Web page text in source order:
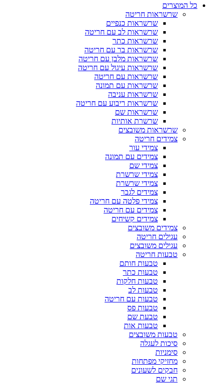
כל המוצרים
שרשראות חריטה
שרשראות כנפיים
שרשראות לב עם חריטה
שרשראות כתר
שרשראות בר עם חריטה
שרשראות מלבן עם חריטה
שרשראות עיגול עם חריטה
שרשראות עם חריטה
שרשראות עם תמונה
שרשראות עניבה
שרשראות ריבוע עם חריטה
שרשראות שם
שרשרת אותיות
שרשראות משובצים
צמידים חריטה
צמידי עור
צמידים עם תמונה
צמידי שם
צמידי שרשרת
צמידי שרשרת
צמידים לגבר
צמידי פלטה עם חריטה
צמידים עם חריטה
צמידים קשיחים
צמידים משובצים
עגילים חריטה
עגילים משובצים
טבעות חריטה
טבעות חותם
טבעות כתר
טבעות חלקות
טבעות לב
טבעות עם חריטה
טבעות פס
טבעת שם
טבעות אות
טבעות משובצים
סיכות לעגלה
סימניות
מחזיקי מפתחות
חבקים לשעונים
תגי שם